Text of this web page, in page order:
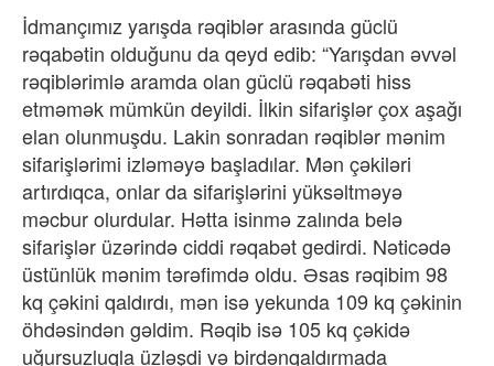
İdmançımız yarışda rəqiblər arasında güclü
rəqabətin olduğunu da qeyd edib: “Yarışdan əvvəl
rəqiblərimlə aramda olan güclü rəqabəti hiss
etməmək mümkün deyildi. İlkin sifarişlər çox aşağı
elan olunmuşdu. Lakin sonradan rəqiblər mənim
sifarişlərimi izləməyə başladılar. Mən çəkiləri
artırdıqca, onlar da sifarişlərini yüksəltməyə
məcbur olurdular. Hətta isinmə zalında belə
sifarişlər üzərində ciddi rəqabət gedirdi. Nəticədə
üstünlük mənim tərəfimdə oldu. Əsas rəqibim 98
kq çəkini qaldırdı, mən isə yekunda 109 kq çəkinin
öhdəsindən gəldim. Rəqib isə 105 kq çəkidə
uğursuzluqla üzləşdi və birdənqaldırmada